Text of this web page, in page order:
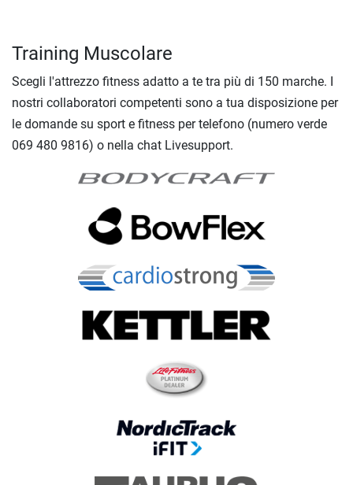
Training Muscolare
Scegli l'attrezzo fitness adatto a te tra più di 150 marche. I
nostri collaboratori competenti sono a tua disposizione per
le domande su sport e fitness per telefono (numero verde
069 480 9816) o nella chat Livesupport.